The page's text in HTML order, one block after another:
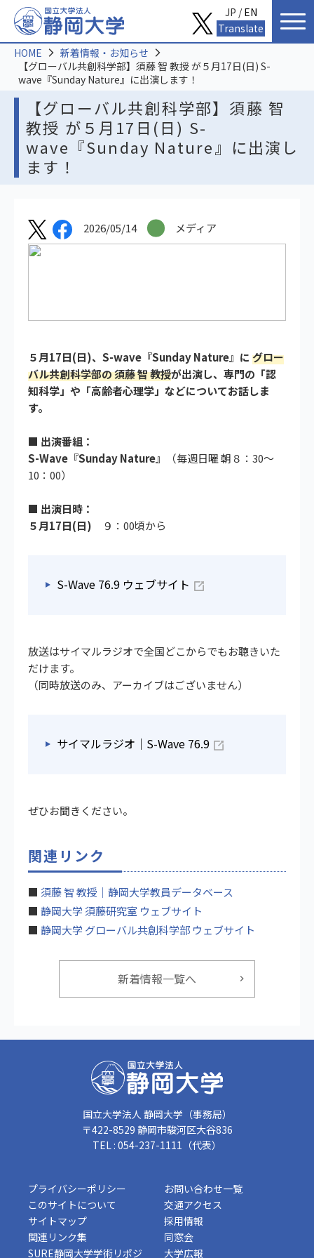
【グローバル共創科学部】須藤 智
教授 が５月17日(日) S-
wave『Sunday Nature』に出演し
ます！
HOME
新着情報・お知らせ
【グローバル共創科学部】須藤 智 教授 が５月17日(日) S-
wave『Sunday Nature』に出演します！
2026/05/14 メディア
５月17日(日)、S-wave『Sunday Nature』に グロー
バル共創科学部の 須藤 智 教授が出演し、専門の「認
知科学」や「高齢者心理学」などについてお話しま
す。
■ 出演番組：
S-Wave『Sunday Nature』
（毎週日曜 朝８：30～
10：00）
■ 出演日時：
５月17日(日) ９：00頃から
S-Wave 76.9 ウェブサイト
放送はサイマルラジオで全国どこからでもお聴きいた
だけます。
（同時放送のみ、アーカイブはございません）
サイマルラジオ｜S-Wave 76.9
ぜひお聞きください。
関連リンク
■ 須藤 智 教授｜静岡大学教員データベース
■ 静岡大学 須藤研究室 ウェブサイト
■ 静岡大学 グローバル共創科学部 ウェブサイト
新着情報一覧へ
国立大学法人 静岡大学（事務局）
〒422-8529 静岡市駿河区大谷836
TEL : 054-237-1111（代表）
プライバシーポリシー
このサイトについて
サイトマップ
関連リンク集
お問い合わせ一覧
交通アクセス
採用情報
同窓会
SURE静岡大学学術リポジ
大学広報
JP /EN
Translate